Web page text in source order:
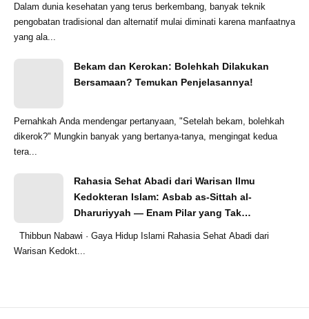
Dalam dunia kesehatan yang terus berkembang, banyak teknik
pengobatan tradisional dan alternatif mulai diminati karena manfaatnya
yang ala...
Bekam dan Kerokan: Bolehkah Dilakukan
Bersamaan? Temukan Penjelasannya!
Pernahkah Anda mendengar pertanyaan, "Setelah bekam, bolehkah
dikerok?" Mungkin banyak yang bertanya-tanya, mengingat kedua
tera...
Rahasia Sehat Abadi dari Warisan Ilmu
Kedokteran Islam: Asbab as-Sittah al-
Dharuriyyah — Enam Pilar yang Tak
Warisan Kedokt...